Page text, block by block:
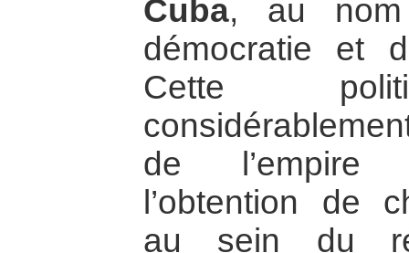
Cuba, au
démocratie et
Cette
de l’empire
l’obtention de
au sein du